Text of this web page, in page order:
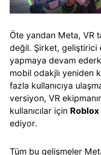
Öte yandan Meta, VR
değil. Şirket, geliştirici
yapmaya devam
mobil odakjlı yeniden
fazla kullanıcıya
versiyon, VR
kullanıcılar için
ediyor.
Tüm bu gelişmeler